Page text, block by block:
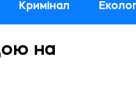
Кримінал
на